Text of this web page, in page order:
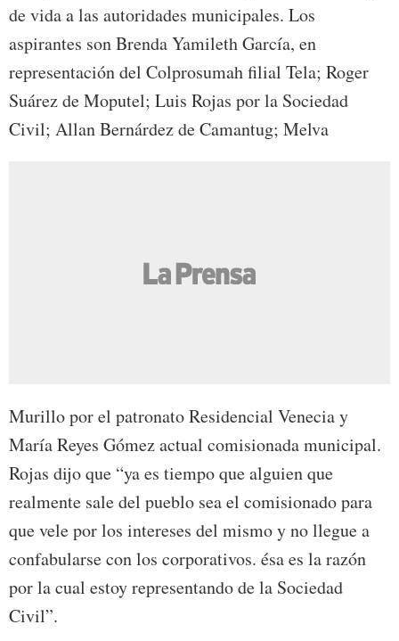
de vida a las autoridades municipales. Los
aspirantes son Brenda Yamileth García, en
representación del Colprosumah filial Tela; Roger
Suárez de Moputel; Luis Rojas por la Sociedad
Civil; Allan Bernárdez de Camantug; Melva
Murillo por el patronato Residencial Venecia y
María Reyes Gómez actual comisionada municipal.
Rojas dijo que “ya es tiempo que alguien que
realmente sale del pueblo sea el comisionado para
que vele por los intereses del mismo y no llegue a
confabularse con los corporativos. ésa es la razón
por la cual estoy representando de la Sociedad
Civil”.